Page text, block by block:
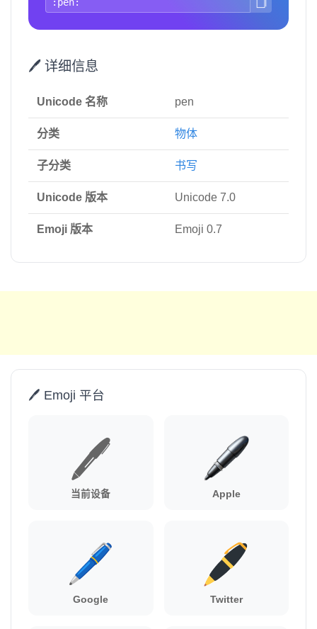
🖊️ 详细信息
Unicode 名称 pen
分类 物体
子分类 书写
Unicode 版本 Unicode 7.0
Emoji 版本 Emoji 0.7
🖊️ Emoji 平台
🖊️
当前设备 Apple
Google Twitter